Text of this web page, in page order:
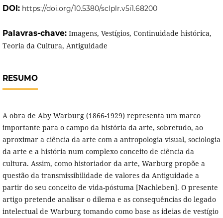
DOI: https://doi.org/10.5380/sclplr.v5i1.68200
Palavras-chave: Imagens, Vestígios, Continuidade histórica,
Teoria da Cultura, Antiguidade
RESUMO
A obra de Aby Warburg (1866-1929) representa um marco
importante para o campo da história da arte, sobretudo, ao
aproximar a ciência da arte com a antropologia visual, sociologia
da arte e a história num complexo conceito de ciência da
cultura. Assim, como historiador da arte, Warburg propõe a
questão da transmissibilidade de valores da Antiguidade a
partir do seu conceito de vida-póstuma [Nachleben]. O presente
artigo pretende analisar o dilema e as consequências do legado
intelectual de Warburg tomando como base as ideias de vestígio